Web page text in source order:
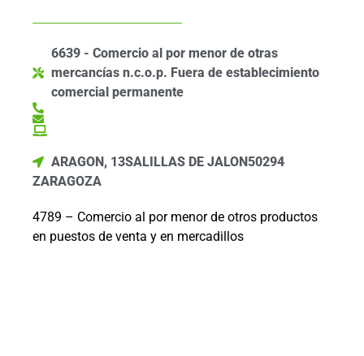
6639 - Comercio al por menor de otras
mercancías n.c.o.p. Fuera de establecimiento
comercial permanente
ARAGON, 13SALILLAS DE JALON50294
ZARAGOZA
4789 – Comercio al por menor de otros productos
en puestos de venta y en mercadillos